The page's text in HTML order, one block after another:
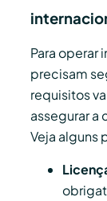
Para operar
precisam
requisitos
assegurar a
Veja alguns